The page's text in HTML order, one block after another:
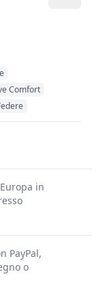
Comfort
in
PayPal,
o